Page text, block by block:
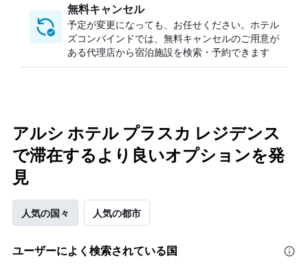
無料キャンセル
予定が変更になっても、お任せください。ホテル
ズコンバインドでは、無料キャンセルのご用意が
ある代理店から宿泊施設を検索・予約できます
アルシ ホテル プラスカ レジデンス
で滞在するより良いオプションを発
見
人気の国々 人気の都市
ユーザーによく検索されている国